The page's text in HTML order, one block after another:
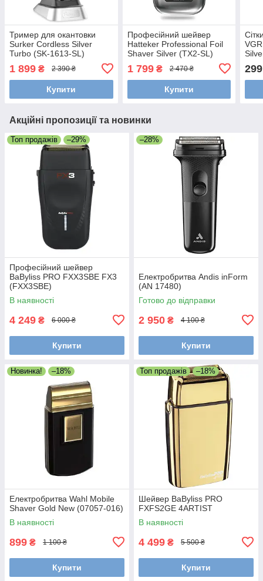
Тример для окантовки
Surker Сordless Silver
Turbo (SK-1613-SL)
1 899 ₴ 2 390 ₴
Купити
Професійний шейвер
Hatteker Professional Foil
Shaver Silver (TX2-SL)
1 799₴ 2 470 ₴
Купити
299
Акційні пропозиції та новинки
Топ продажів –29%
Професійний шейвер
BaByliss PRO FXX3SBE FX3
(FXX3SBE)
В наявності
4 249 ₴ 6 000 ₴
Купити
–28%
Електробритва Andis inForm
(AN 17480)
Готово до відправки
2 950 ₴ 4 100 ₴
Купити
Новинка! –18%
Електробритва Wahl Mobile
Shaver Gold New (07057-016)
В наявності
899 ₴ 1 100 ₴
Купити
Топ продажів –18%
Шейвер BaByliss PRO
FXFS2GE 4ARTIST
В наявності
4 499 ₴ 5 500 ₴
Купити